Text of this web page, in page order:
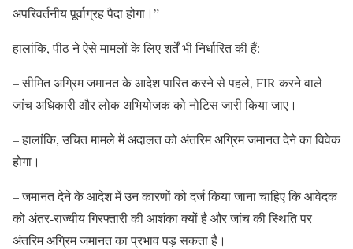
अपरिवर्तनीय पूर्वाग्रह पैदा होगा।”
हालांकि, पीठ ने ऐसे मामलों के लिए शर्तें भी निर्धारित की हैं:-
– सीमित अग्रिम जमानत के आदेश पारित करने से पहले, FIR करने वाले
जांच अधिकारी और लोक अभियोजक को नोटिस जारी किया जाए।
– हालांकि, उचित मामले में अदालत को अंतरिम अग्रिम जमानत देने का विवेक
होगा।
– जमानत देने के आदेश में उन कारणों को दर्ज किया जाना चाहिए कि आवेदक
को अंतर-राज्यीय गिरफ्तारी की आशंका क्यों है और जांच की स्थिति पर
अंतरिम अग्रिम जमानत का प्रभाव पड़ सकता है।